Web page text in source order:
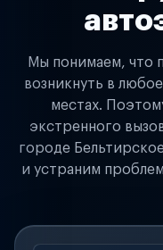
Мы понимаем, что
возникнуть в
местах.
экстренного
городе
и устраним